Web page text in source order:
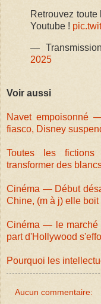
Retrouvez
Youtube !
—
2025
Voir aussi
Navet empoisonné
fiasco, Disney
Toutes les
transformer des
Cinéma — Début
Chine, (m à j) elle
Cinéma — le marché
part d'Hollywood
Pourquoi les
Aucun commentaire: